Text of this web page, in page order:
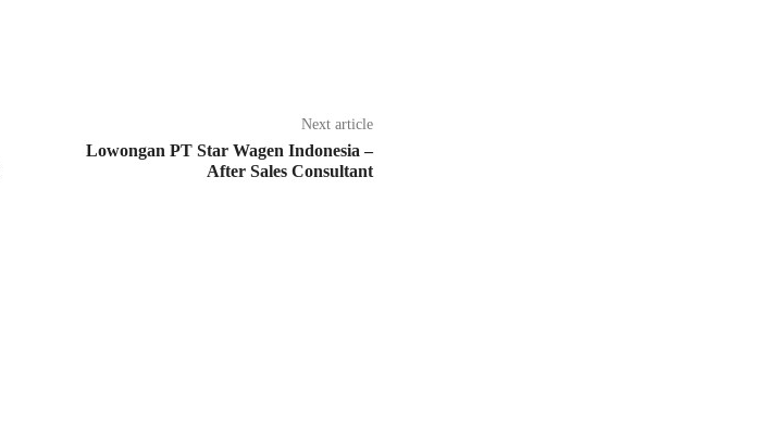
Next article
Lowongan PT Star Wagen Indonesia –
After Sales Consultant